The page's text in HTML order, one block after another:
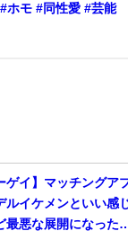
ホモ #同性愛 #芸能
ゲイ】マッチングア
ルイケメンといい感
最悪な展開になった